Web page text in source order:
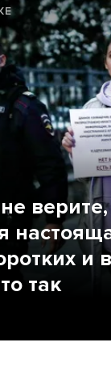
верите,
и
так